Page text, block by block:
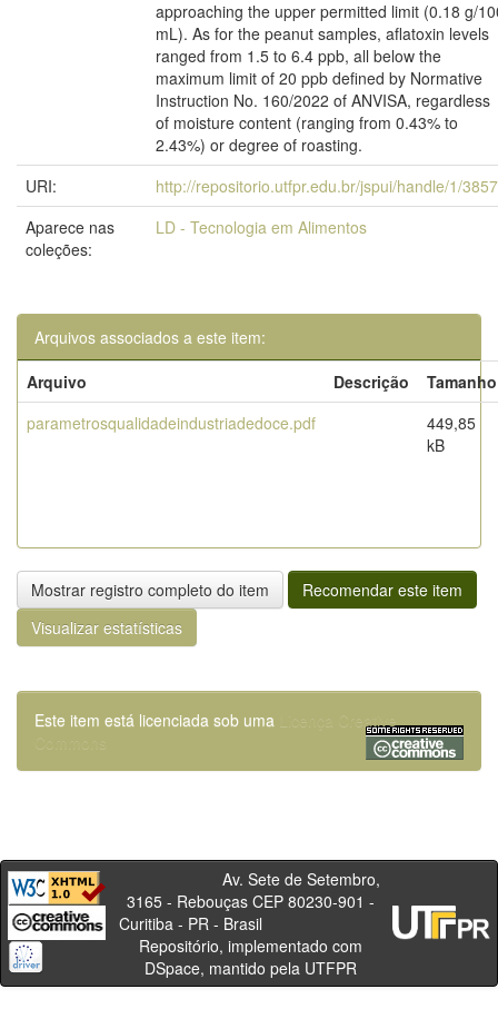
approaching the upper permitted limit (0.18 g/
mL). As for the peanut samples, aflatoxin levels
ranged from 1.5 to 6.4 ppb, all below the
maximum limit of 20 ppb defined by Normative
Instruction No. 160/2022 of ANVISA, regardless
of moisture content (ranging from 0.43% to
2.43%) or degree of roasting.
URI:
http://repositorio.utfpr.edu.br/jspui/handle/1/
Aparece nas
coleções:
LD - Tecnologia em Alimentos
Arquivos associados a este item:
Arquivo
Descrição
Tamanho
parametrosqualidadeindustriadedoce.pdf
449,85
kB
Mostrar registro completo do item
Recomendar este item
Visualizar estatísticas
Este item está licenciada sob uma
Licença Creative
Commons
Av. Sete de Setembro,
3165 - Rebouças CEP 80230-901 -
Curitiba - PR - Brasil
Repositório, implementado com
DSpace, mantido pela UTFPR